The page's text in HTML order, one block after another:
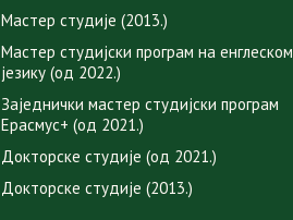
Мастер студије (2013.)
Мастер студијски програм на енглеском
језику (од 2022.)
Заједнички мастер студијски програм
Ерасмус+ (од 2021.)
Докторске студије (од 2021.)
Докторске студије (2013.)